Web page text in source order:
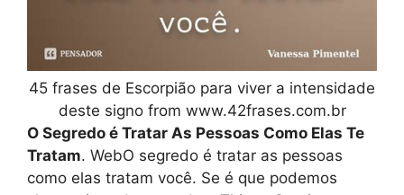
45 frases de Escorpião para viver a intensidade
deste signo from www.42frases.com.br
O Segredo é Tratar As Pessoas Como Elas Te
Tratam. WebO segredo é tratar as pessoas
como elas tratam você. Se é que podemos